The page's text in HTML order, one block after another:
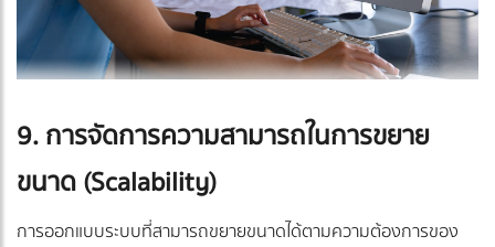
9. การจัดการความสามารถในการขยาย
ขนาด (Scalability)
การออกแบบระบบที่สามารถขยายขนาดได้ตามความต้องการของ